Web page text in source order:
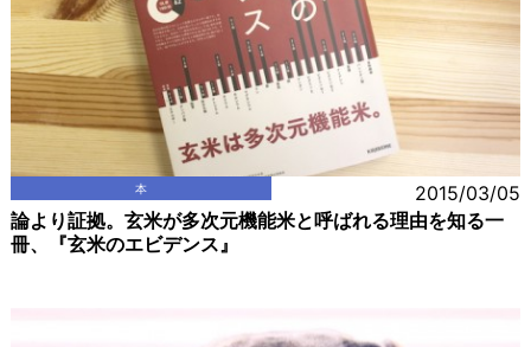
本 2015/03/05
論より証拠。玄米が多次元機能米と呼ばれる理由を知る一
冊、『玄米のエビデンス』